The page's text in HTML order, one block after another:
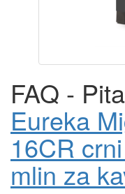
FAQ -
Eureka
16CR
mlin za